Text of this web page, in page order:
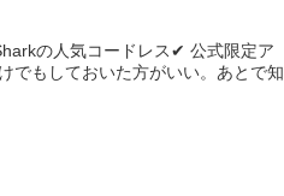
の人気コードレス✔ 公式限定ア
でもしておいた方がいい。あとで知